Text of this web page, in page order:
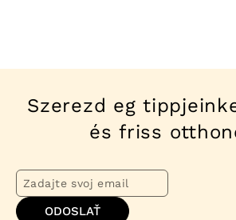
Szerezd eg
és friss
ODOSLAŤ